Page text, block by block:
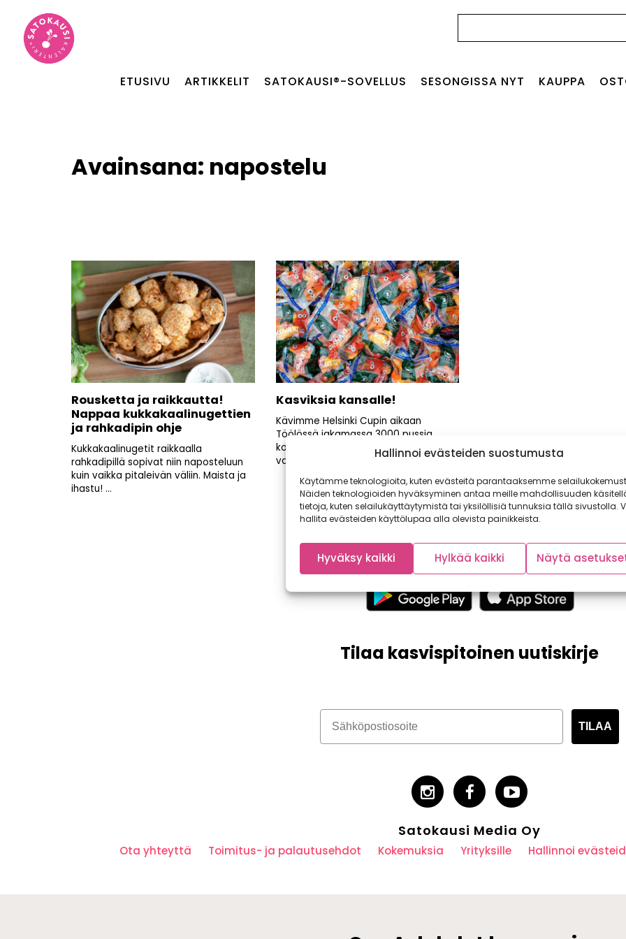
Hallinnoi evästeiden suostumusta
Käytämme teknologioita, kuten evästeitä parantaaksemme
Näiden teknologioiden hyväksyminen antaa meille mahdollisuuden
tietoja, kuten selailukäyttäytymistä tai yksilöllisiä tunnuksia tällä sivustolla.
hallita evästeiden käyttölupaa alla olevista painikkeista.
Hyväksy kaikki Hylkää kaikki Näytä
ETUSIVU ARTIKKELIT SATOKAUSI®-SOVELLUS SESONGISSA NYT KAUPPA
Avainsana: napostelu
Rousketta ja raikkautta!
Nappaa kukkakaalinugettien
ja rahkadipin ohje
Kukkakaalinugetit raikkaalla
rahkadipillä sopivat niin naposteluun
kuin vaikka pitaleivän väliin. Maista ja
ihastu! ...
Kasviksia kansalle!
Kävimme Helsinki Cupin aikaan
Töölössä jakamassa 3000 pussia
kotimaisia kasviksia pelaajille,
vanhemmille ja...
Tilaa kasvispitoinen uutiskirje
TILAA
Satokausi Media Oy
Ota yhteyttä Toimitus- ja palautusehdot Kokemuksia Yrityksille Hallinnoi